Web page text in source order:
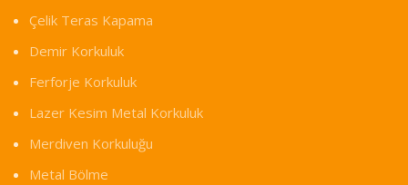
Çelik Teras Kapama
Demir Korkuluk
Ferforje Korkuluk
Lazer Kesim Metal Korkuluk
Merdiven Korkuluğu
Metal Bölme